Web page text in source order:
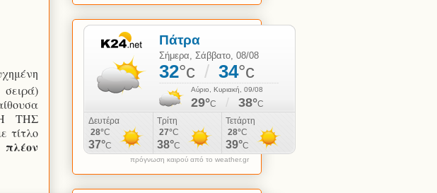
ΤΗΣ
τίτλο
πρόγνωση καιρού από το weather.gr